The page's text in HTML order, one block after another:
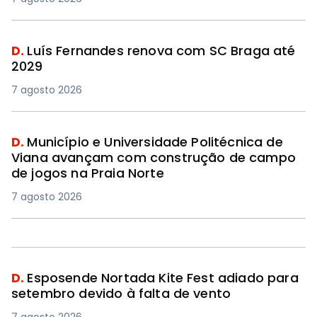
D. Luís Fernandes renova com SC Braga até
2029
7 agosto 2026
D. Município e Universidade Politécnica de
Viana avançam com construção de campo
de jogos na Praia Norte
7 agosto 2026
D. Esposende Nortada Kite Fest adiado para
setembro devido à falta de vento